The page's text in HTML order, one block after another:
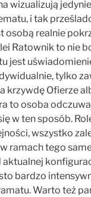
wizualizują
i tak
osobą realnie
Ratownik to nie
jest
tylko
krzywdę Ofierze
to osoba
w ten sposób.
wszystko
ramach tego
bardzo
Warto też